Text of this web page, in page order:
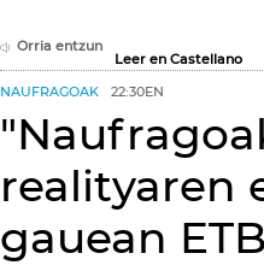
Orria entzun
Leer en Castellano
NAUFRAGOAK 22:30EN
realityaren
gauean